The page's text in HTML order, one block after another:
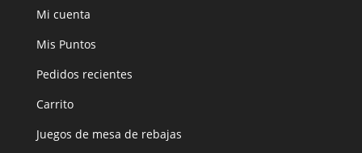
Mi cuenta
Mis Puntos
Pedidos recientes
Carrito
Juegos de mesa de rebajas